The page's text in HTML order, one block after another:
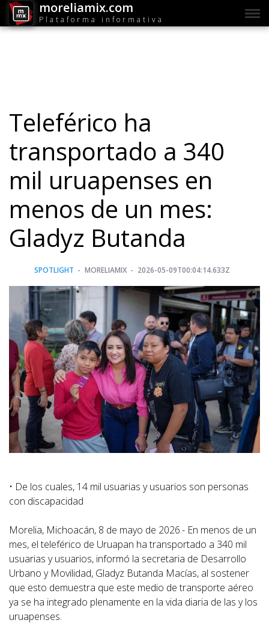
moreliamix.com
Plataforma informativa
Teleférico ha
transportado a 340
mil uruapenses en
menos de un mes:
Gladyz Butanda
SPOTLIGHT MORELIAMIX 2026-05-09T00:04:14.633Z
• De los cuales, 14 mil usuarias y usuarios son personas
con discapacidad
Morelia, Michoacán, 8 de mayo de 2026.- En menos de un
mes, el teleférico de Uruapan ha transportado a 340 mil
usuarias y usuarios, informó la secretaria de Desarrollo
Urbano y Movilidad, Gladyz Butanda Macías, al sostener
que esto demuestra que este medio de transporte aéreo
ya se ha integrado plenamente en la vida diaria de las y los
uruapenses.